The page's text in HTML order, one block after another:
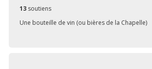
13 soutiens
Une bouteille de vin (ou bières de la Chapelle)